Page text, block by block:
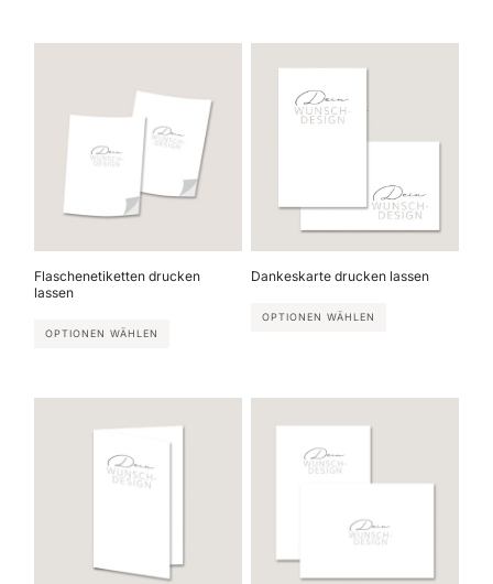
Flaschenetiketten drucken
lassen
OPTIONEN WÄHLEN
Dankeskarte drucken lassen
OPTIONEN WÄHLEN